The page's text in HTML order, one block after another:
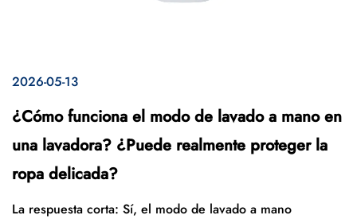
2026-05-13
¿Cómo funciona el modo de lavado a mano en
una lavadora? ¿Puede realmente proteger la
ropa delicada?
La respuesta corta: Sí, el modo de lavado a mano